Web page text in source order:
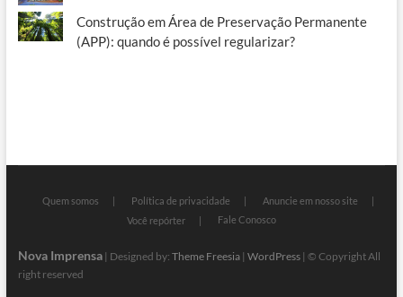
Construção em Área de Preservação Permanente
(APP): quando é possível regularizar?
Quem somos Política de privacidade
Anuncie em nosso site
Você repórter
Fale Conosco
Nova Imprensa| Designed by: Theme Freesia| WordPress| © Copyright All
right reserved